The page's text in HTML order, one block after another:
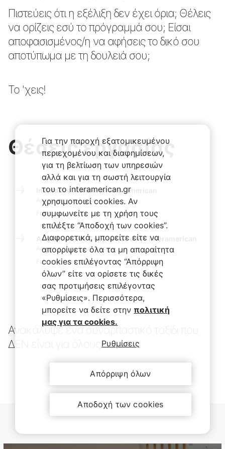
Πιστεύεις ότι η εξέλιξη δεν έχει όρια; Θέλεις
να ορίζεις εσύ το πρόγραμμά σου; Είσαι
αποφασισμένος/η να αφήσεις το δικό σου
αποτύπωμα με τη δουλειά σου;
Το 'χεις!
Θέσεις εργασίας
Insurance Advisor at Interamerican
Ασφαλιστικός Σύμβουλος
Full-time
Greece
Ασφαλιστικός Σύμβουλος στην Interamerican
Ασφαλιστικός Σύμβουλος
Full-time
Ελλάδα
Ανακάλυψε ένα συναρπαστικό ταξίδι που
ΔΕΝ είναι για όλους…
Για την παροχή εξατομικευμένου
περιεχομένου και διαφημίσεων,
για τη βελτίωση των υπηρεσιών
αλλά και για τη σωστή λειτουργία
του το interamerican.gr
χρησιμοποιεί cookies. Αν
συμφωνείτε με τη χρήση τους
επιλέξτε “Αποδοχή των cookies”.
Διαφορετικά, μπορείτε είτε να
απορρίψετε όλα τα μη απαραίτητα
cookies επιλέγοντας “Απόρριψη
όλων” είτε να ορίσετε τις δικές
σας προτιμήσεις επιλέγοντας
«Ρυθμίσεις». Περισσότερα,
μπορείτε να δείτε στην πολιτική
μας για τα cookies.
Ρυθμίσεις
Απόρριψη όλων
Αποδοχή των cookies